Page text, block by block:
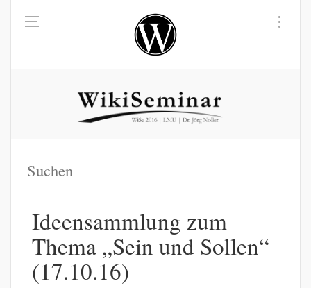
Ideensammlung zum
Thema „Sein und Sollen“
(17.10.16)